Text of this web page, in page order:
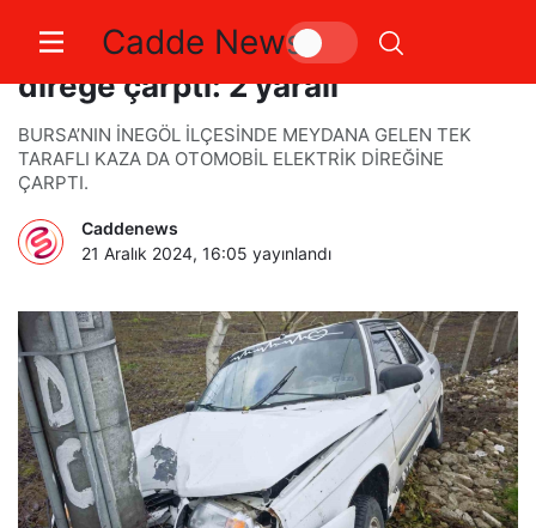
Cadde News
Kontrolden çıkan otomobil
direğe çarptı: 2 yaralı
BURSA’NIN İNEGÖL İLÇESİNDE MEYDANA GELEN TEK
TARAFLI KAZA DA OTOMOBİL ELEKTRİK DİREĞİNE
ÇARPTI.
Caddenews
21 Aralık 2024, 16:05 yayınlandı